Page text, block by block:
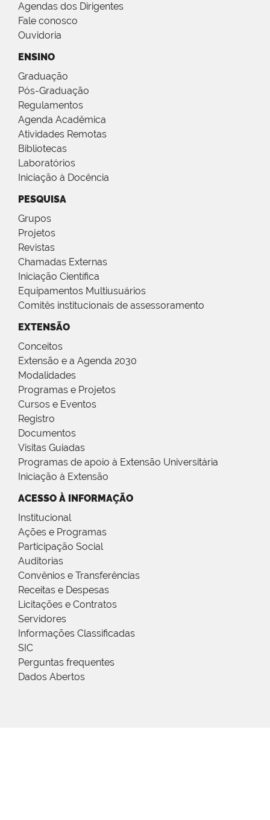
Agendas dos Dirigentes
Fale conosco
Ouvidoria
ENSINO
Graduação
Pós-Graduação
Regulamentos
Agenda Acadêmica
Atividades Remotas
Bibliotecas
Laboratórios
Iniciação à Docência
PESQUISA
Grupos
Projetos
Revistas
Chamadas Externas
Iniciação Científica
Equipamentos Multiusuários
Comitês institucionais de assessoramento
EXTENSÃO
Conceitos
Extensão e a Agenda 2030
Modalidades
Programas e Projetos
Cursos e Eventos
Registro
Documentos
Visitas Guiadas
Programas de apoio à Extensão Universitária
Iniciação à Extensão
ACESSO À INFORMAÇÃO
Institucional
Ações e Programas
Participação Social
Auditorias
Convênios e Transferências
Receitas e Despesas
Licitações e Contratos
Servidores
Informações Classificadas
SIC
Perguntas frequentes
Dados Abertos